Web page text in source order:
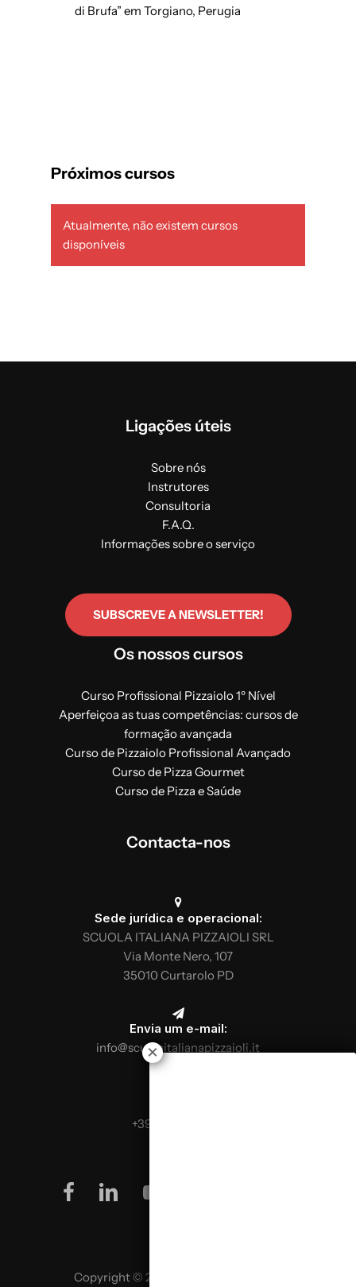
di Brufa” em Torgiano, Perugia
Próximos cursos
Atualmente, não existem cursos
disponíveis
Ligações úteis
Sobre nós
Instrutores
Consultoria
F.A.Q.
Informações sobre o serviço
SUBSCREVE A NEWSLETTER!
Os nossos cursos
Curso Profissional Pizzaiolo 1º Nível
Aperfeiçoa as tuas competências: cursos de
formação avançada
Curso de Pizzaiolo Profissional Avançado
Curso de Pizza Gourmet
Curso de Pizza e Saúde
Contacta-nos
Sede jurídica e operacional:
SCUOLA ITALIANA PIZZAIOLI SRL
Via Monte Nero, 107
35010 Curtarolo PD
Envia um e-mail:
info@scuolaitalianapizzaioli.it
+39 0499624665
facebook
linkedinyoutube
Copyright © 2026 SCUOLA ITALIANA